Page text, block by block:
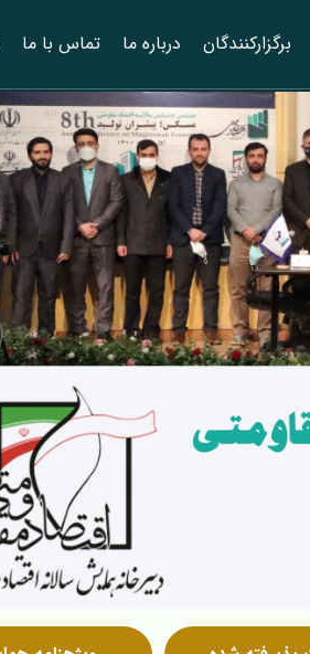
برگزارکنندگان درباره ما تماس با ما